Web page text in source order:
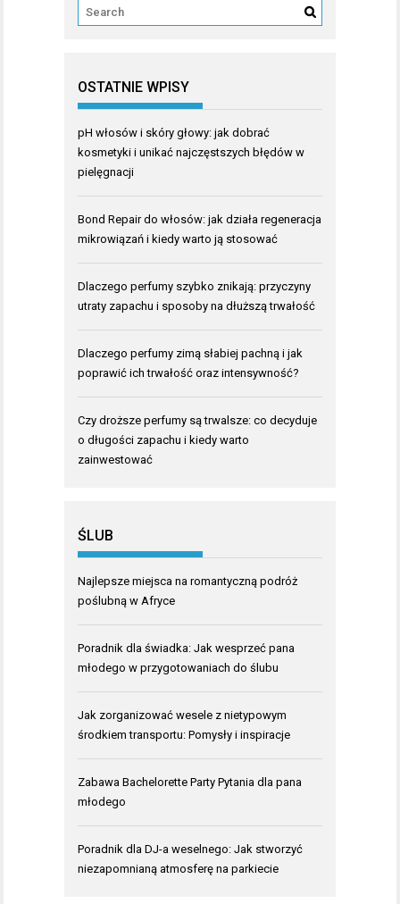
OSTATNIE WPISY
pH włosów i skóry głowy: jak dobrać
kosmetyki i unikać najczęstszych błędów w
pielęgnacji
Bond Repair do włosów: jak działa regeneracja
mikrowiązań i kiedy warto ją stosować
Dlaczego perfumy szybko znikają: przyczyny
utraty zapachu i sposoby na dłuższą trwałość
Dlaczego perfumy zimą słabiej pachną i jak
poprawić ich trwałość oraz intensywność?
Czy droższe perfumy są trwalsze: co decyduje
o długości zapachu i kiedy warto
zainwestować
ŚLUB
Najlepsze miejsca na romantyczną podróż
poślubną w Afryce
Poradnik dla świadka: Jak wesprzeć pana
młodego w przygotowaniach do ślubu
Jak zorganizować wesele z nietypowym
środkiem transportu: Pomysły i inspiracje
Zabawa Bachelorette Party Pytania dla pana
młodego
Poradnik dla DJ-a weselnego: Jak stworzyć
niezapomnianą atmosferę na parkiecie